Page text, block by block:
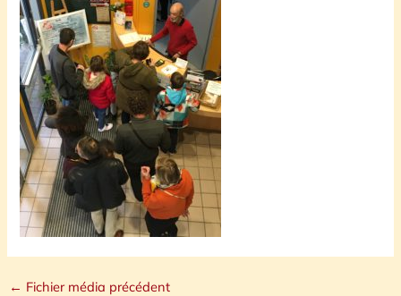
← Fichier média précédent